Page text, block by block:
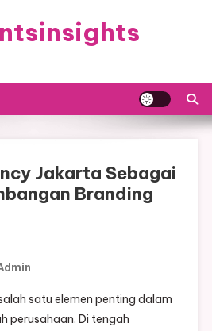
Jakarta Sebagai
Branding
satu elemen penting dalam
perusahaan. Di tengah